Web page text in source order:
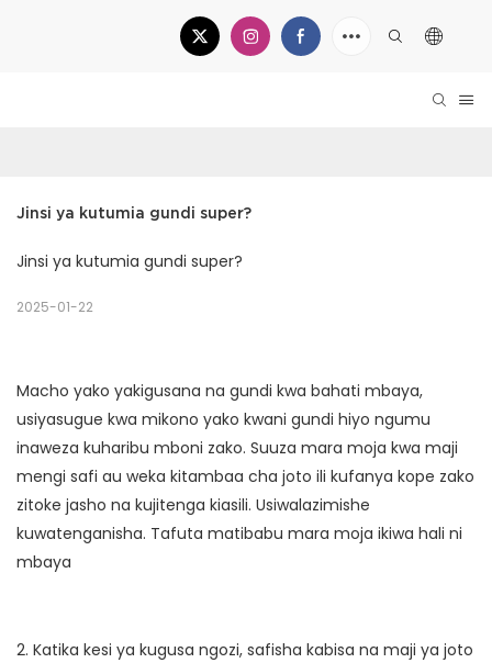
Jinsi ya kutumia gundi super?
Jinsi ya kutumia gundi super?
2025-01-22
Macho yako yakigusana na gundi kwa bahati mbaya,
usiyasugue kwa mikono yako kwani gundi hiyo ngumu
inaweza kuharibu mboni zako. Suuza mara moja kwa maji
mengi safi au weka kitambaa cha joto ili kufanya kope zako
zitoke jasho na kujitenga kiasili. Usiwalazimishe
kuwatenganisha. Tafuta matibabu mara moja ikiwa hali ni
mbaya
2. Katika kesi ya kugusa ngozi, safisha kabisa na maji ya joto